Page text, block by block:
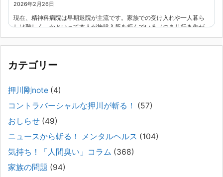
2026年2月26日
現在、精神科病院は早期退院が主流です。家族での受け入れや一人暮ら
しは難しく、かといって本人が施設入所を拒んでいる（つまり行き先が
見つかっていない）ような場合でも、病院から退院を急かされ、家族が
困ってし[...]
精神科から「退院できます」と言われた家族へ──退院
後の安全設計
2026年2月21日
通常価格 2,980円 → 今だけ 1,480円（50％OFF）こちらのnoteは、
（株）トキワ精神保健事務所（所長：押川剛）が支援の現場で行なって
きた実務対応を、家族向けに整理しています。 続きをみ
#042 精神疾患の子どもと健全なコミュニケーション
がとれない（母娘編）。
カテゴリー
押川剛note (4)
コントラバーシャルな押川が斬る！
(57)
おしらせ (49)
ニュースから斬る！ メンタルヘルス (104)
気持ち！「人間臭い」コラム (368)
家族の問題 (94)